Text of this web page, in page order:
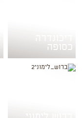
דיכונדרה
כסופה